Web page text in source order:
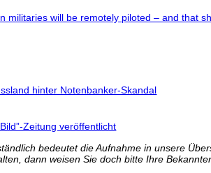
militaries will be remotely piloted – and that
hinter Notenbanker-Skandal
Zeitung veröffentlicht
bedeutet die Aufnahme in unsere
dann weisen Sie doch bitte Ihre